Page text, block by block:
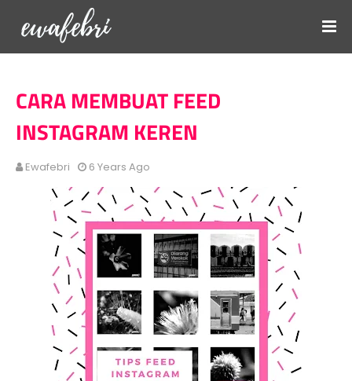
CARA MEMBUAT FEED
INSTAGRAM KEREN
Ewafebri 6 Years Ago